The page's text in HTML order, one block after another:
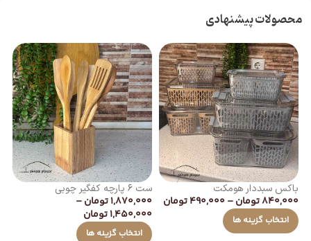
محصولات پیشنهادی
باکس سبددار هومکت
840,000تومان–
490,000تومان
انتخاب گزینه ها
ست ۶ پارچه کفگیر چوبی
1,870,000تومان–
1,450,000تومان
انتخاب گزینه ها